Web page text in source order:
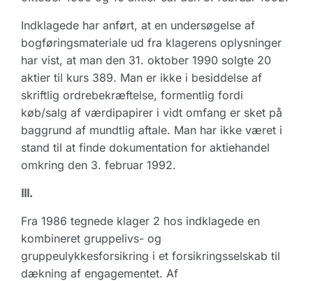
Indklagede har anført, at en undersøgelse af
bogføringsmateriale ud fra klagerens oplysninger
har vist, at man den 31. oktober 1990 solgte 20
aktier til kurs 389. Man er ikke i besiddelse af
skriftlig ordrebekræftelse, formentlig fordi
køb/salg af værdipapirer i vidt omfang er sket på
baggrund af mundtlig aftale. Man har ikke været i
stand til at finde dokumentation for aktiehandel
omkring den 3. februar 1992.
III.
Fra 1986 tegnede klager 2 hos indklagede en
kombineret gruppelivs- og
gruppeulykkesforsikring i et forsikringsselskab til
dækning af engagementet. Af